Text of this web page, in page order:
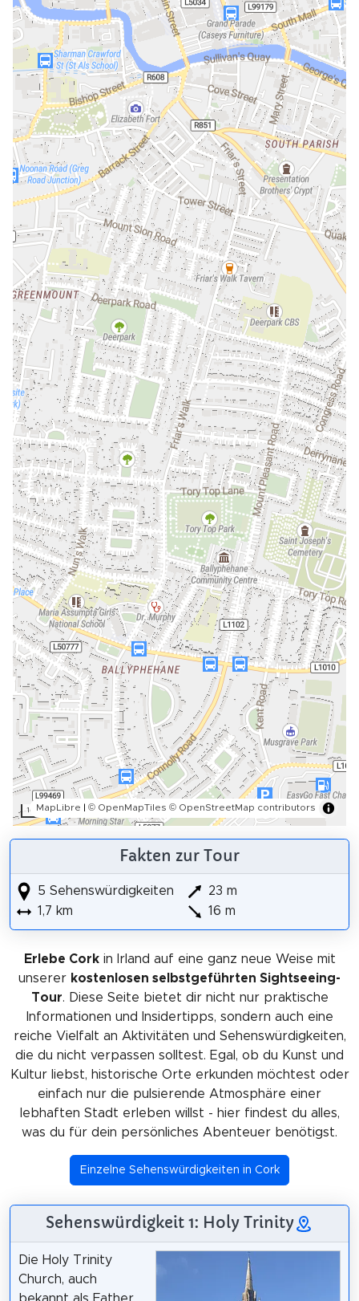
100 mMapLibre | © OpenMapTiles © OpenStreetMap contributors
Fakten zur Tour
5 Sehenswürdigkeiten
1,7 km
23 m
16 m
Erlebe Corkin Irland auf eine ganz neue Weise mit
unserer kostenlosen selbstgeführten Sightseeing-
Tour. Diese Seite bietet dir nicht nur praktische
Informationen und Insidertipps, sondern auch eine
reiche Vielfalt an Aktivitäten und Sehenswürdigkeiten,
die du nicht verpassen solltest. Egal, ob du Kunst und
Kultur liebst, historische Orte erkunden möchtest oder
einfach nur die pulsierende Atmosphäre einer
lebhaften Stadt erleben willst - hier findest du alles,
was du für dein persönliches Abenteuer benötigst.
Einzelne Sehenswürdigkeiten in Cork
Sehenswürdigkeit 1: Holy Trinity
Die Holy Trinity
Church, auch
bekannt als Father